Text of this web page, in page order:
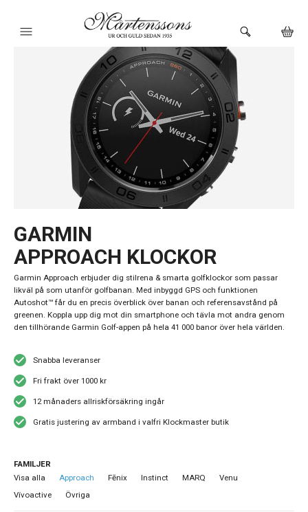
VARUMÄRKEN
GARMIN
APPROACH KLOCKOR
Garmin Approach erbjuder dig stilrena & smarta golfklockor som passar
likväl på som utanför golfbanan. Med inbyggd GPS och funktionen
Autoshot™ får du en precis överblick över banan och referensavstånd på
greenen. Koppla upp dig mot din smartphone och tävla mot andra genom
den tillhörande Garmin Golf-appen på hela 41 000 banor över hela världen.
Snabba leveranser
Fri frakt över 1000 kr
12 månaders allriskförsäkring ingår
Gratis justering av armband i valfri Klockmaster butik
FAMILJER
Visa alla
Approach Fēnix Instinct MARQ
Venu
Vívoactive
Övriga